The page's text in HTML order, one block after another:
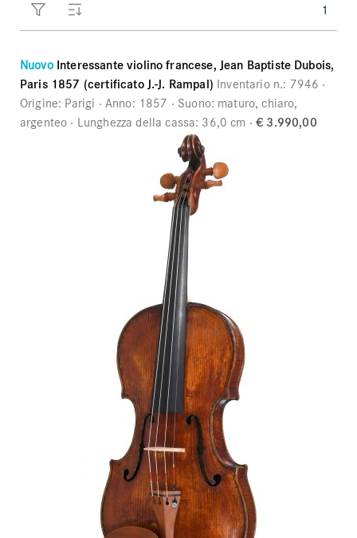
Violini bambini
Archetti violino
Archetti violoncello
Accessori
CV Selectio
1
Nuovo Interessante violino francese, Jean Baptiste Dubois,
Paris 1857 (certificato J.-J. Rampal) Inventario n.: 7946
Origine: Parigi Anno: 1857 Suono: maturo, chiaro,
argenteo
Lunghezza della cassa: 36,0 cm € 3.990,00